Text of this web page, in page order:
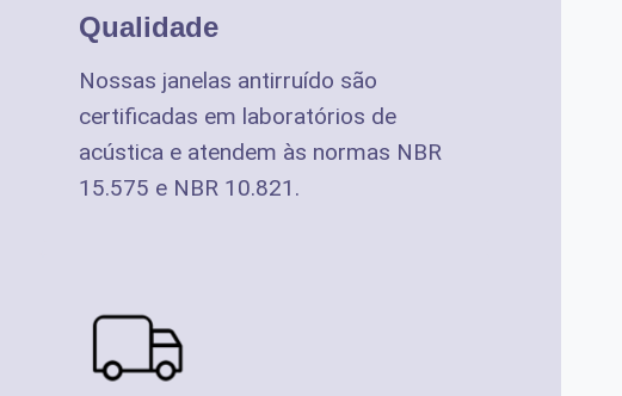
Qualidade
Nossas janelas antirruído são
certificadas em laboratórios de
acústica e atendem às normas NBR
15.575 e NBR 10.821.